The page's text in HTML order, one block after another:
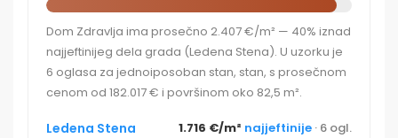
Dom Zdravlja ima prosečno 2.407 €/m² — 40% iznad
najjeftinijeg dela grada (Ledena Stena). U uzorku je
6 oglasa za jednoiposoban stan, stan, s prosečnom
cenom od 182.017 € i površinom oko 82,5 m².
Ledena Stena 1.716 €/m² najjeftinije · 6 ogl.